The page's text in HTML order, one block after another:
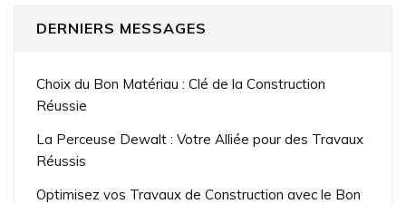
DERNIERS MESSAGES
Choix du Bon Matériau : Clé de la Construction
Réussie
La Perceuse Dewalt : Votre Alliée pour des Travaux
Réussis
Optimisez vos Travaux de Construction avec le Bon